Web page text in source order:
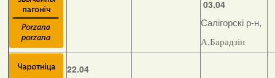
03.04
Салігорскі р-н,
А.Барадзін
22.04